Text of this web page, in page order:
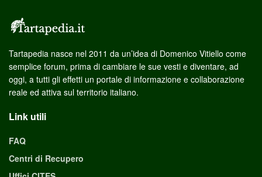
Tartapedia nasce nel 2011 da un’idea di Domenico Vitiello come
semplice forum, prima di cambiare le sue vesti e diventare, ad
oggi, a tutti gli effetti un portale di informazione e collaborazione
reale ed attiva sul territorio italiano.
Link utili
FAQ
Centri di Recupero